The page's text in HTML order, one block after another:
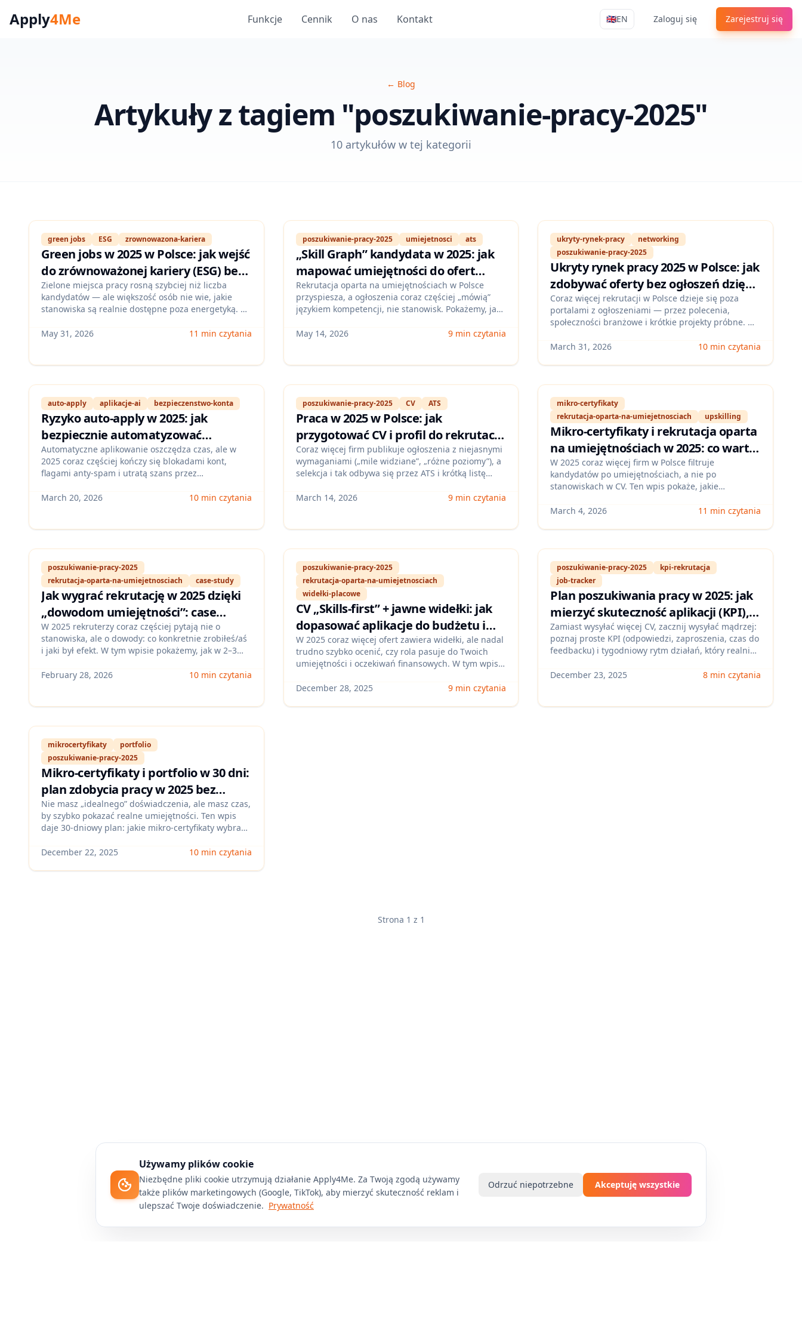
Apply4Me Funkcje Cennik O nas Kontakt 🇬🇧EN Zaloguj się Zarejestruj się
Apply4Me Navigation
← Blog
Artykuły z tagiem "poszukiwanie-pracy-2025"
10 artykułów w tej kategorii
green jobs ESG zrownowazona-kariera
Green jobs w 2025 w Polsce: jak wejść
do zrównoważonej kariery (ESG) bez
„zielonego” doświadczenia — role,
umiejętności i plan 30 dni
Zielone miejsca pracy rosną szybciej niż liczba
kandydatów — ale większość osób nie wie, jakie
stanowiska są realnie dostępne poza energetyką. W
najczęstsze wymagania (twarde i miękkie) oraz
May 31, 2026 11 min czytania
poszukiwanie-pracy-2025 umiejetnosci ats
„Skill Graph” kandydata w 2025: jak
mapować umiejętności do ofert
pracy w Polsce (i wykrywać luki,
zanim odrzuci Cię ATS)
Rekrutacja oparta na umiejętnościach w Polsce
przyspiesza, a ogłoszenia coraz częściej „mówią”
językiem kompetencji, nie stanowisk. Pokażemy, jak
dopasować go do ofert i szybko zidentyfikować
May 14, 2026 9 min czytania
ukryty-rynek-pracy
networking
poszukiwanie-pracy-2025
Ukryty rynek pracy 2025 w Polsce: jak
zdobywać oferty bez ogłoszeń dzięki
sieci kontaktów, projektom i AI (krok
po kroku)
Coraz więcej rekrutacji w Polsce dzieje się poza
portalami z ogłoszeniami — przez polecenia,
społeczności branżowe i krótkie projekty próbne. W
zbudować prosty system docierania do takich ofert:
kontaktu — bez spamu i utraty wiarygodności.
March 31, 2026 10 min czytania
auto-apply aplikacje-ai bezpieczenstwo-konta
Ryzyko auto‑apply w 2025: jak
bezpiecznie automatyzować
aplikacje, żeby nie dostać blokady
konta i nie psuć reputacji kandydata
Automatyczne aplikowanie oszczędza czas, ale w
2025 coraz częściej kończy się blokadami kont,
flagami anty‑spam i utratą szans przez
workflow automatyzacji dla polskiego rynku: limity,
March 20, 2026 10 min czytania
poszukiwanie-pracy-2025 CV ATS
Praca w 2025 w Polsce: jak
przygotować CV i profil do rekrutacji
„skills-first” z ogłoszeniami bez
wymagań — i przejść ATS
Coraz więcej firm publikuje ogłoszenia z niejasnymi
wymaganiami („mile widziane”, „różne poziomy”), a
selekcja i tak odbywa się przez ATS i krótką listę
ofert wyciągnąć kluczowe kompetencje, jak je
March 14, 2026 9 min czytania
mikro-certyfikaty
rekrutacja-oparta-na-umiejetnosciach
upskilling
Mikro‑certyfikaty i rekrutacja oparta
na umiejętnościach w 2025: co warto
zrobić w 30 dni, żeby realnie
zwiększyć szanse na pracę w Polsce
W 2025 coraz więcej firm w Polsce filtruje
kandydatów po umiejętnościach, a nie po
stanowiskach w CV. Ten wpis pokaże, jakie
największy wpływ na zatrudnialność oraz jak w 30
March 4, 2026 11 min czytania
poszukiwanie-pracy-2025
rekrutacja-oparta-na-umiejetnosciach
case-study
Jak wygrać rekrutację w 2025 dzięki
„dowodom umiejętności”: case
studies, README i mierzalne
rezultaty (bez branży IT)
W 2025 rekruterzy coraz częściej pytają nie o
stanowiska, ale o dowody: co konkretnie zrobiłeś/aś
i jaki był efekt. W tym wpisie pokażemy, jak w 2–3
study + README + metryki), który działa w
February 28, 2026 10 min czytania
poszukiwanie-pracy-2025
rekrutacja-oparta-na-umiejetnosciach
widełki-placowe
CV „Skills-first” + jawne widełki: jak
dopasować aplikacje do budżetu i
umiejętności w 2025 (bez
marnowania czasu)
W 2025 coraz więcej ofert zawiera widełki, ale nadal
trudno szybko ocenić, czy rola pasuje do Twoich
umiejętności i oczekiwań finansowych. W tym wpisie
kompetencje i „budżet roli”, żeby aplikować tylko
December 28, 2025 9 min czytania
poszukiwanie-pracy-2025
kpi-rekrutacja
job-tracker
Plan poszukiwania pracy w 2025: jak
mierzyć skuteczność aplikacji (KPI),
optymalizować czas i zadbać o
wellbeing w trakcie rekrutacji
Zamiast wysyłać więcej CV, zacznij wysyłać mądrzej:
poznaj proste KPI (odpowiedzi, zaproszenia, czas do
feedbacku) i tygodniowy rytm działań, który realnie
aplikacji, kiedy zmieniać strategię i jak ograniczyć
December 23, 2025 8 min czytania
mikrocertyfikaty
portfolio
poszukiwanie-pracy-2025
Mikro‑certyfikaty i portfolio w 30 dni:
plan zdobycia pracy w 2025 bez
długiego doświadczenia (ATS + AI +
LinkedIn)
Nie masz „idealnego” doświadczenia, ale masz czas,
by szybko pokazać realne umiejętności. Ten wpis
daje 30‑dniowy plan: jakie mikro‑certyfikaty wybrać,
dopasować CV pod ATS i wsparcie AI, by zwiększyć
December 22, 2025 10 min czytania
Strona 1 z 1
Używamy plików cookie
Niezbędne pliki cookie utrzymują działanie Apply4Me. Za Twoją zgodą używamy
także plików marketingowych (Google, TikTok), aby mierzyć skuteczność reklam i
ulepszać Twoje doświadczenie. Prywatność
Odrzuć niepotrzebne Akceptuję wszystkie